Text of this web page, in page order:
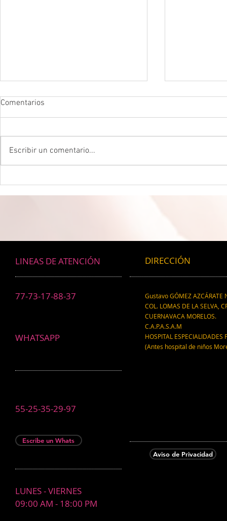
Comentarios
Escribir un comentario...
LINEAS DE ATENCIÓN
77-73-17-88-37
WHATSAPP
DIRECCIÓN
Gustavo GÓMEZ AZCÁRATE
COL. LOMAS DE LA SELVA,
CUERNAVACA MORELOS.
C.A.P.A.S.A.M
HOSPITAL ESPECIALIDADES
(Antes hospital de niños
55-25-35-29-97
Escribe un Whats
Aviso de Privacidad
LUNES - VIERNES
09:00 AM - 18:00 PM